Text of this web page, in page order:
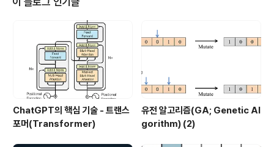
다. (표 1) 격문법의 심층격 예 격의 명칭 설 명 행위주격(A)
행위의 주체 경험 주격(B) 행위의 영향을 받거나 경험하는
실체 도구격(I) 사건의 원인이나 자극을 주는 대상 대상격
(O) 이동이나 변화의 ..
ChatGPT의 핵심 기술 - 트랜스
포머(Transformer)
유전 알고리즘(GA; Genetic Al
gorithm) (2)